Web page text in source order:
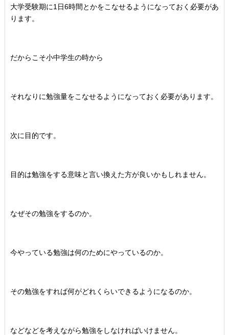
大学受験期に1日6時間とかをこなせるようになっておく必要があ
ります。
だからこそ小中学生の時から
それなりに勉強量をこなせるようになっておく必要があります。
次に目的です。
目的は勉強をする意味と言い換えた方が良いかもしれません。
なぜその勉強をするのか。
今やっている勉強は何のためにやっているのか。
その勉強をすれば何がどれくらいできるようになるのか。
などなどを考えながら勉強をしなければいけません。